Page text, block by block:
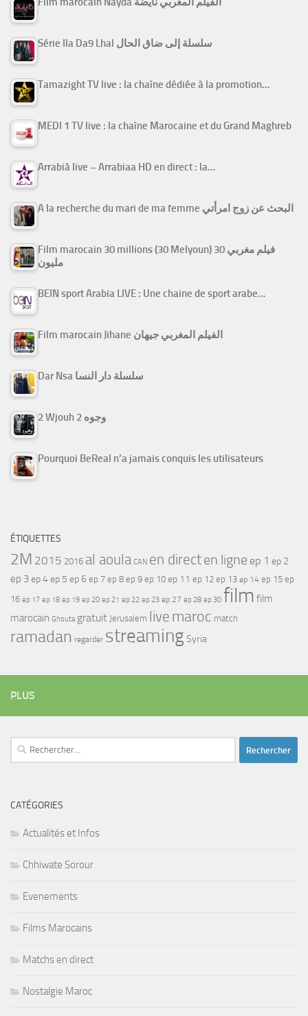
Série Ila Da9 Lhal سلسلة إلى ضاق الحال
Tamazight TV live : la chaîne dédiée à la promotion…
MEDI 1 TV live : la chaîne Marocaine et du Grand Maghreb
Arrabiâ live – Arrabiaa HD en direct : la…
A la recherche du mari de ma femme البحث عن زوج امرأتي
Film marocain 30 millions (30 Melyoun) فيلم مغربي 30
مليون
BEIN sport Arabia LIVE : Une chaine de sport arabe…
Film marocain Jihane الفيلم المغربي جيهان
Dar Nsa سلسلة دار النسا
2 Wjouh 2 وجوه
Pourquoi BeReal n’a jamais conquis les utilisateurs
ÉTIQUETTES
2M 2015 2016 al aoula CAN en directen ligne ep 1 ep 2
ep 3ep 4ep 5 ep 6 ep 7 ep 8 ep 9 ep 10 ep 11 ep 12 ep 13 ep 14 ep 15 ep
16 ep 17 ep 18 ep 19 ep 20 ep 21 ep 22 ep 23 ep 27 ep 28 ep 30 film film
marocain Ghouta gratuit Jerusalem live maroc match
ramadan regarder streamingSyria
PLUS
Rechercher :
CATÉGORIES
Actualités et Infos
Chhiwate Sorour
Evenements
Films Marocains
Matchs en direct
Nostalgie Maroc